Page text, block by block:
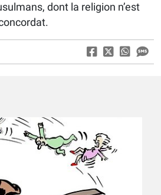
dont la religion n’est